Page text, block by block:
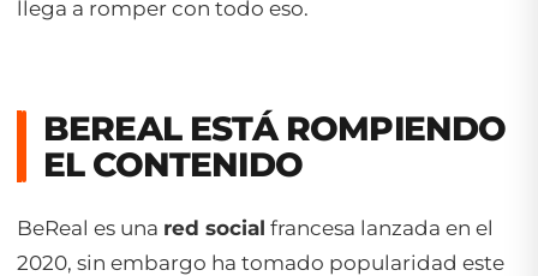
llega a romper con todo eso.
BEREAL ESTÁ ROMPIENDO
EL CONTENIDO
BeReal es una red social francesa lanzada en el
2020, sin embargo ha tomado popularidad este